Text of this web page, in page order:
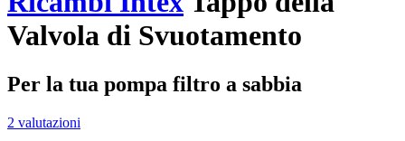
Valvola di Svuotamento
Per la tua pompa filtro a sabbia
2 valutazioni